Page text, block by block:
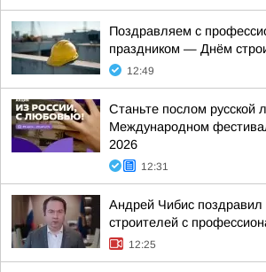
Поздравляем с
праздником — Днём
12:49
Станьте послом русской
Международном
2026
12:31
Андрей Чибис поздравил
строителей с
12:25